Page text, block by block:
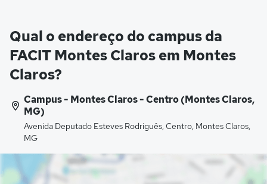
Qual o endereço do campus da
FACIT Montes Claros em Montes
Claros?
Campus - Montes Claros - Centro (Montes Claros,
MG)
Avenida Deputado Esteves Rodriguês, Centro, Montes Claros,
MG